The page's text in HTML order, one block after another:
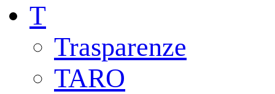
T
Trasparenze
TARO